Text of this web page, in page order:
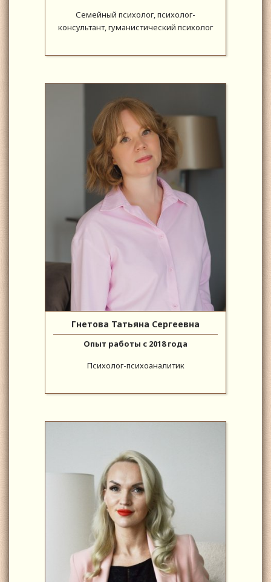
Семейный психолог, психолог-
консультант, гуманистический психолог
Гнетова Татьяна Сергеевна
Опыт работы с 2018 года
Психолог-психоаналитик